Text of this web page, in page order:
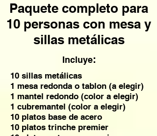
Paquete completo para
10 personas con mesa y
sillas metálicas
Incluye:
10 sillas metálicas
1 mesa redonda o tablon (a elegir)
1 mantel redondo (color a elegir)
1 cubremantel (color a elegir)
10 platos base de acero
10 platos trinche premier